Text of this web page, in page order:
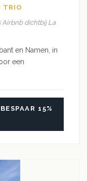
TRIO
Airbnb dichtbij La
en Namen, in
een
15%